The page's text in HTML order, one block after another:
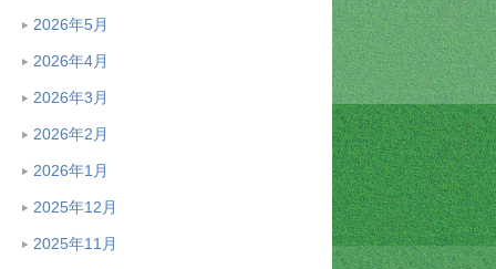
2026年5月
2026年4月
2026年3月
2026年2月
2026年1月
2025年12月
2025年11月